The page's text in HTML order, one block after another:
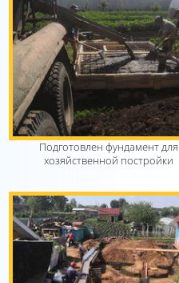
Подготовлен фундамент для
хозяйственной постройки